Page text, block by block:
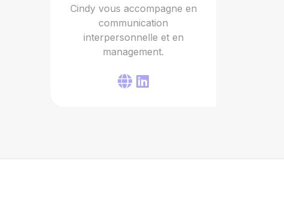
Cindy vous accompagne en
communication
interpersonnelle et en
management.